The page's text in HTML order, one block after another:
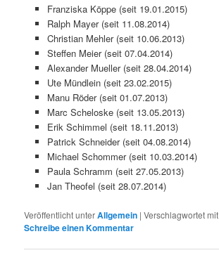
Franziska Köppe (seit 19.01.2015)
Ralph Mayer (seit 11.08.2014)
Christian Mehler (seit 10.06.2013)
Steffen Meier (seit 07.04.2014)
Alexander Mueller (seit 28.04.2014)
Ute Mündlein (seit 23.02.2015)
Manu Röder (seit 01.07.2013)
Marc Scheloske (seit 13.05.2013)
Erik Schimmel (seit 18.11.2013)
Patrick Schneider (seit 04.08.2014)
Michael Schommer (seit 10.03.2014)
Paula Schramm (seit 27.05.2013)
Jan Theofel (seit 28.07.2014)
Veröffentlicht unterAllgemein |Verschlagwortet mit
Schreibe einen Kommentar